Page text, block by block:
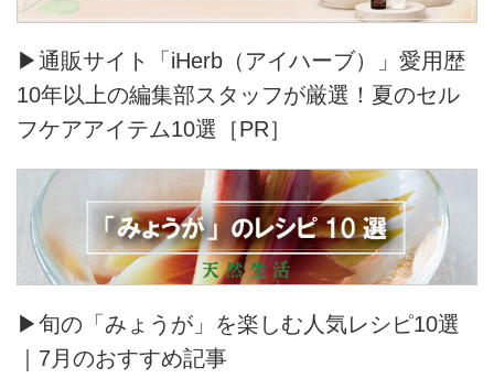
▶通販サイト「iHerb（アイハーブ）」愛用歴
10年以上の編集部スタッフが厳選！夏のセル
フケアアイテム10選［PR］
▶旬の「みょうが」を楽しむ人気レシピ10選
｜7月のおすすめ記事